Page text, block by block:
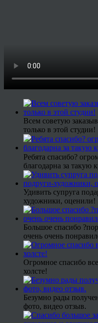
Всем советую
только в этой студии!
Ребята спасибо?
благодарна за такую
Удивить супруга
художники, оценили!
Большое спасибо
очень очень
Огромное спасибо
холсте!
Безумно рады
фото, видео отзыв.